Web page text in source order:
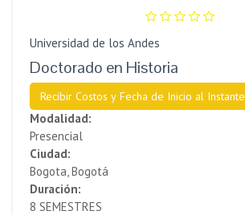
Universidad de los Andes
Doctorado en Historia
Recibir Costos y Fecha de Inicio al Instante
Modalidad:
Presencial
Ciudad:
Bogota, Bogotá
Duración:
8 SEMESTRES